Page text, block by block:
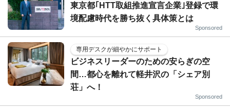
東京都｢HTT取組推進宣言企業｣登録で環
境配慮時代を勝ち抜く具体策とは
Sponsored
専用デスクが細やかにサポート
ビジネスリーダーのための安らぎの空
間…都心を離れて軽井沢の「シェア別
荘」へ！
Sponsored